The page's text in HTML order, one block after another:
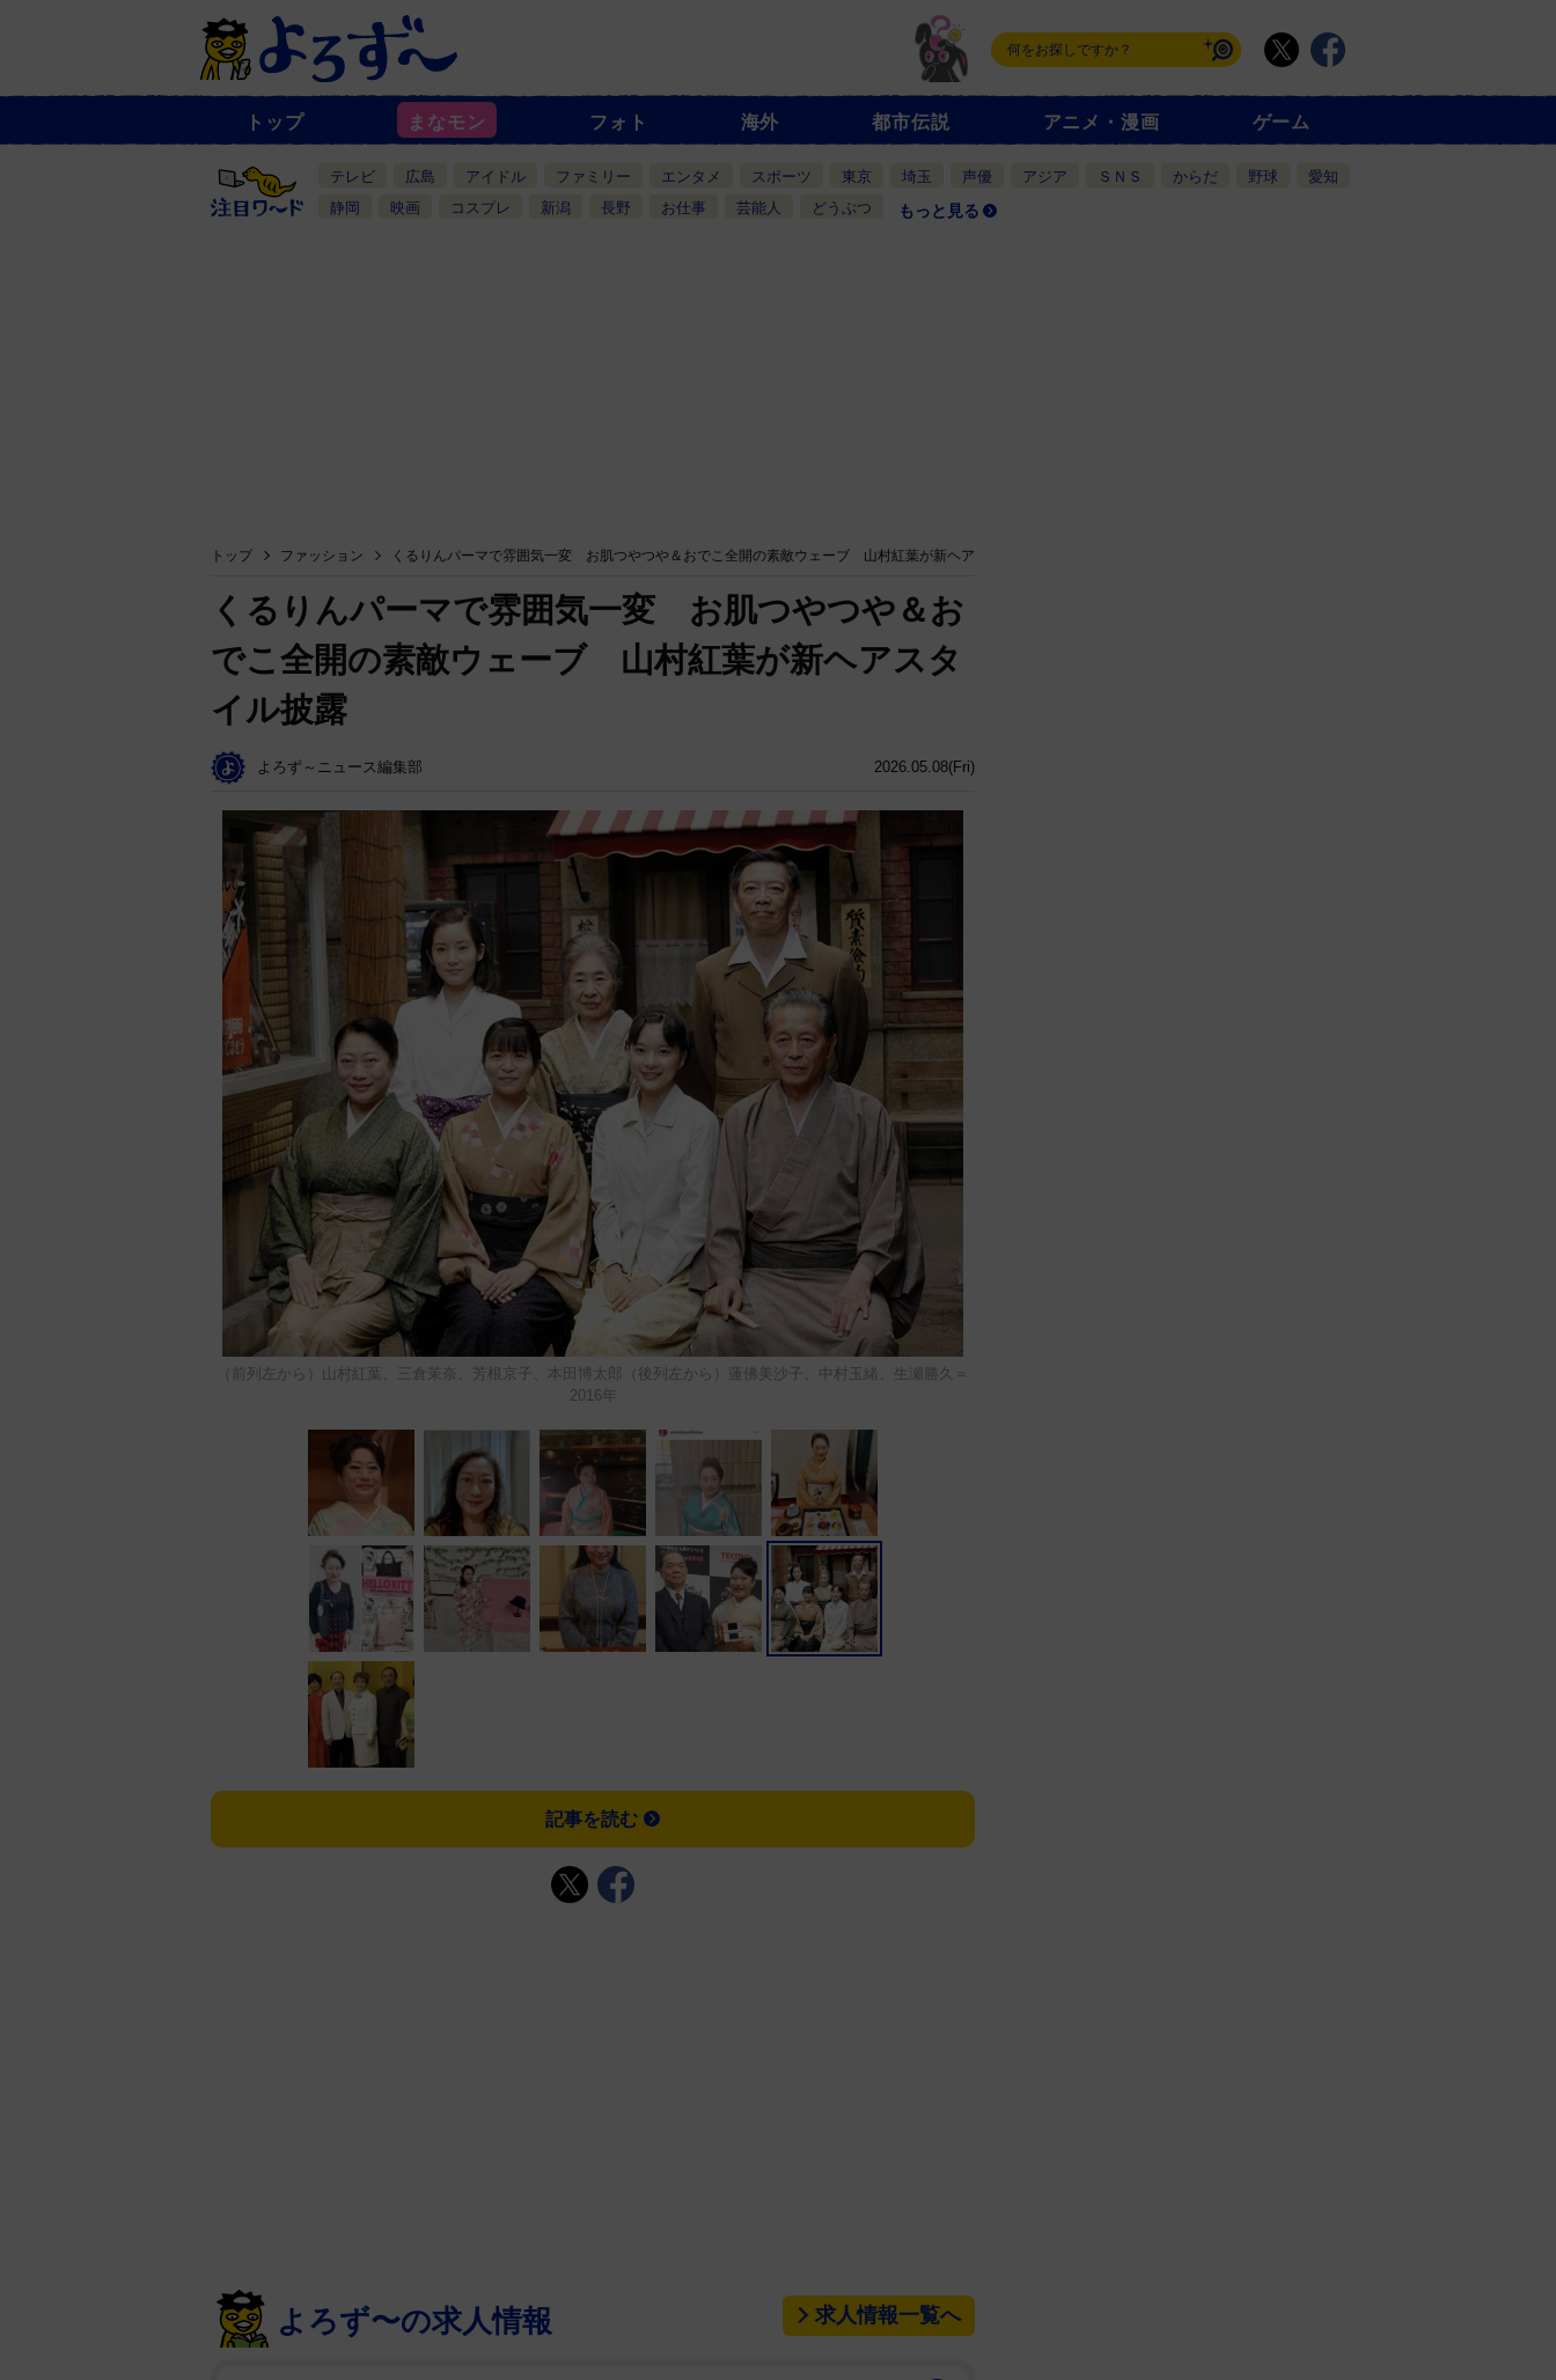
ュ
一
覧
トップ まなモン フォト 海外 都市伝説 アニメ・漫画 ゲーム
テレビ 広島 アイドル ファミリー エンタメ スポーツ 東京 埼玉 声優 アジア ＳＮＳ からだ 野球
愛知
静岡
映画 コスプレ 新潟 長野 お仕事 芸能人 どうぶつ もっと見る
トップ ファッション くるりんパーマで雰囲気一変 お肌つやつや＆おでこ全開の素敵ウェーブ 山村紅葉が新ヘア
2026.05.08(Fri)
くるりんパーマで雰囲気一変 お肌つやつや＆お
でこ全開の素敵ウェーブ 山村紅葉が新ヘアスタ
イル披露
よろず～ニュース編集部
（前列左から）山村紅葉、三倉茉奈、芳根京子、本田博太郎（後列左から）蓮佛美沙子、中村玉緒、生瀬勝久＝
2016年
記事を読む
よろず〜の求人情報 求人情報一覧へ